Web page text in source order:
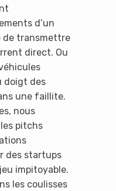
d’un
de transmettre
direct. Ou
doigt des
une faillite.
nous
pitchs
des startups
impitoyable.
les coulisses